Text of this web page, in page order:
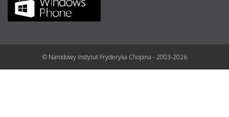
© Narodowy Instytut Fryderyka Chopina - 2003-2026